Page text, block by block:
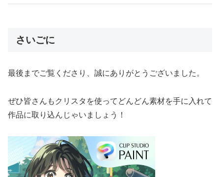
さいごに
最後までご覧くださり、誠にありがとうございました。
ぜひ皆さんもクリスタを使ってどんどん素材を手に入れて
作品に取り込んじゃいましょう！